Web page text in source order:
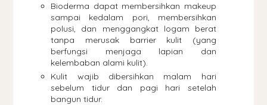
Bioderma dapat membersihkan makeup
sampai kedalam pori, membersihkan
polusi, dan menggangkat logam berat
tanpa merusak barrier kulit (yang
berfungsi menjaga lapian dan
kelembaban alami kulit).
Kulit wajib dibersihkan malam hari
sebelum tidur dan pagi hari setelah
bangun tidur.